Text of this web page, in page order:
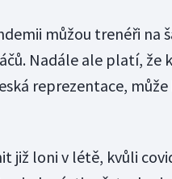
můžou trenéři na
Nadále ale platí, že
reprezentace,
již loni v létě, kvůli